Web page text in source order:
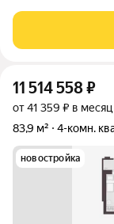
необходимое для
внутреннее
11 514 558₽
от 41 359 ₽ в месяц
83,9 м²
4-комн.
новостройка